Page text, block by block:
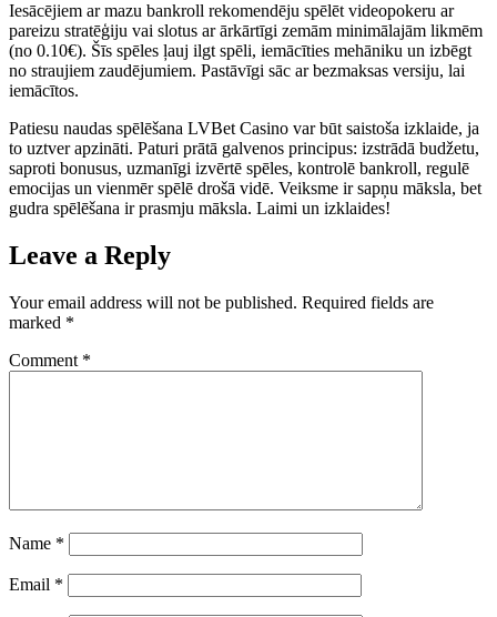
Iesācējiem ar mazu bankroll rekomendēju spēlēt videopokeru ar
pareizu stratēģiju vai slotus ar ārkārtīgi zemām minimālajām likmēm
(no 0.10€). Šīs spēles ļauj ilgt spēli, iemācīties mehāniku un izbēgt
no straujiem zaudējumiem. Pastāvīgi sāc ar bezmaksas versiju, lai
iemācītos.
Patiesu naudas spēlēšana LVBet Casino var būt saistoša izklaide, ja
to uztver apzināti. Paturi prātā galvenos principus: izstrādā budžetu,
saproti bonusus, uzmanīgi izvērtē spēles, kontrolē bankroll, regulē
emocijas un vienmēr spēlē drošā vidē. Veiksme ir sapņu māksla, bet
gudra spēlēšana ir prasmju māksla. Laimi un izklaides!
Leave a Reply
Your email address will not be published. Required fields are
marked *
Comment *
Name *
Email *